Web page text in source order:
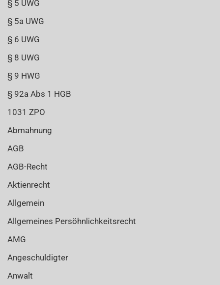
§ 5 UWG
§ 5a UWG
§ 6 UWG
§ 8 UWG
§ 9 HWG
§ 92a Abs 1 HGB
1031 ZPO
Abmahnung
AGB
AGB-Recht
Aktienrecht
Allgemein
Allgemeines Persöhnlichkeitsrecht
AMG
Angeschuldigter
Anwalt